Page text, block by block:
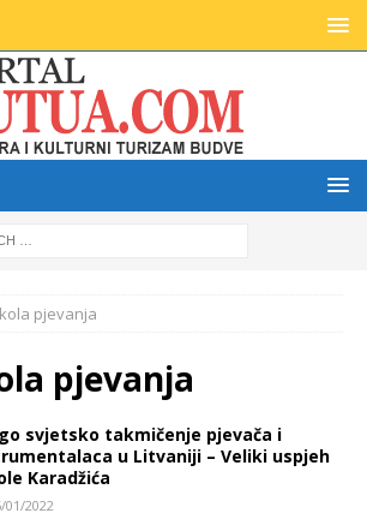
pjevanja
pjevanja
svjetsko takmičenje pjevača i
u Litvaniji – Veliki uspjeh
Karadžića
01/2022